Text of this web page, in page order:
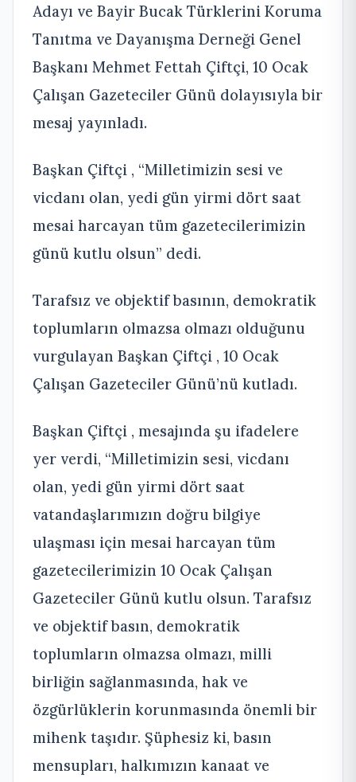
Adayı ve Bayir Bucak Türklerini Koruma
Tanıtma ve Dayanışma Derneği Genel
Başkanı Mehmet Fettah Çiftçi, 10 Ocak
Çalışan Gazeteciler Günü dolayısıyla bir
mesaj yayınladı.
Başkan Çiftçi , “Milletimizin sesi ve
vicdanı olan, yedi gün yirmi dört saat
mesai harcayan tüm gazetecilerimizin
günü kutlu olsun” dedi.
Tarafsız ve objektif basının, demokratik
toplumların olmazsa olmazı olduğunu
vurgulayan Başkan Çiftçi , 10 Ocak
Çalışan Gazeteciler Günü’nü kutladı.
Başkan Çiftçi , mesajında şu ifadelere
yer verdi, “Milletimizin sesi, vicdanı
olan, yedi gün yirmi dört saat
vatandaşlarımızın doğru bilgiye
ulaşması için mesai harcayan tüm
gazetecilerimizin 10 Ocak Çalışan
Gazeteciler Günü kutlu olsun. Tarafsız
ve objektif basın, demokratik
toplumların olmazsa olmazı, milli
birliğin sağlanmasında, hak ve
özgürlüklerin korunmasında önemli bir
mihenk taşıdır. Şüphesiz ki, basın
mensupları, halkımızın kanaat ve